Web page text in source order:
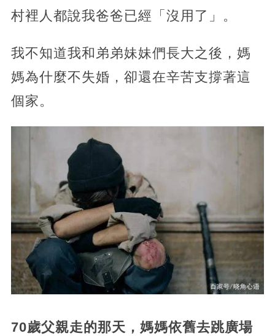
村裡人都說我爸爸已經「沒用了」。
我不知道我和弟弟妹妹們長大之後，媽
媽為什麼不失婚，卻還在辛苦支撐著這
個家。
70歲父親走的那天，媽媽依舊去跳廣場